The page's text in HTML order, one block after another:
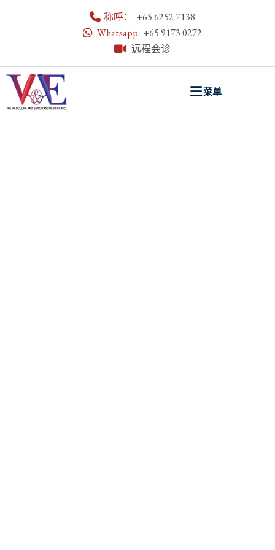
称呼：
+65 6252 7138
Whatsapp: +65 9173 0272
远程会诊
菜单